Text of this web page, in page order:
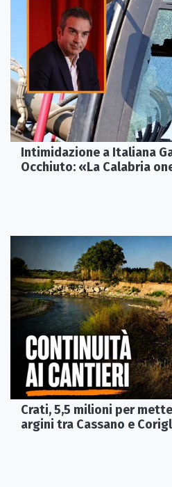
Intimidazione a Italiana
Occhiuto: «La Calabria
Crati, 5,5 milioni per
argini tra Cassano e